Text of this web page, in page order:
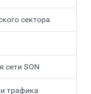
сектора
сети SON
трафика